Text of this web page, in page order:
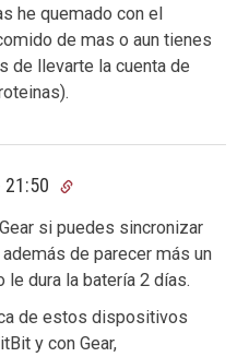
he quemado con el
de mas o aun tienes
de llevarte la cuenta de
21:50
si puedes sincronizar
de parecer más un
dura la batería 2 días.
de estos dispositivos
y con Gear,